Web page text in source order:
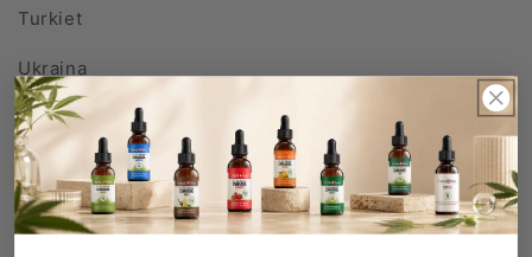
Turkiet
Ukraina
Förenade Arabemiraten
Förenade kungariket
Förenta staterna